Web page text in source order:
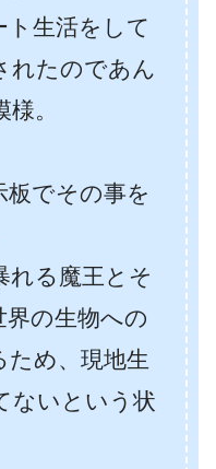
ト生活をして
れたのであん
。
板でその事を
れる魔王とそ
の生物への
ため、現地生
ないという状